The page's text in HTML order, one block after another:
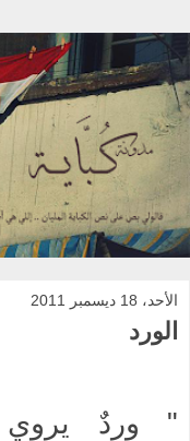
الأحد، 18 ديسمبر 2011
الورد
" وردٌ يروي